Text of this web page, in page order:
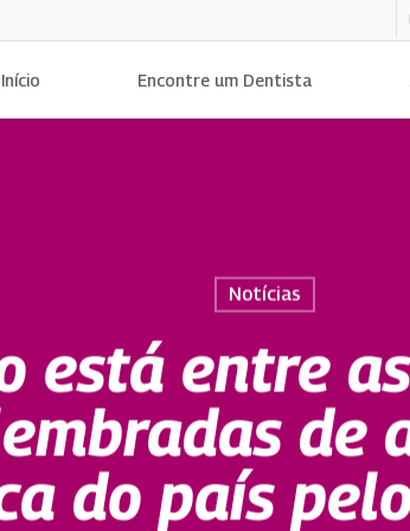
Início Encontre um Dentista
Notícias
está entre
de
do país